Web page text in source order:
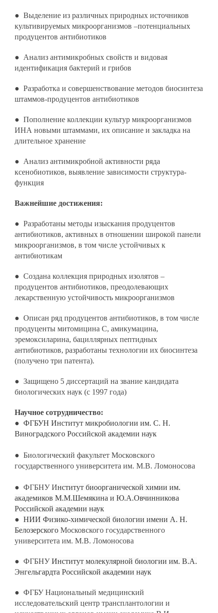
● Выделение из различных природных источников
культивируемых микроорганизмов –потенциальных
продуцентов антибиотиков
● Анализ антимикробных свойств и видовая
идентификация бактерий и грибов
● Разработка и совершенствование методов биосинтеза
штаммов-продуцентов антибиотиков
● Пополнение коллекции культур микроорганизмов
ИНА новыми штаммами, их описание и закладка на
длительное хранение
● Анализ антимикробной активности ряда
ксенобиотиков, выявление зависимости структура-
функция
Важнейшие достижения:
● Разработаны методы изыскания продуцентов
антибиотиков, активных в отношении широкой панели
микроорганизмов, в том числе устойчивых к
антибиотикам
● Создана коллекция природных изолятов –
продуцентов антибиотиков, преодолевающих
лекарственную устойчивость микроорганизмов
● Описан ряд продуцентов антибиотиков, в том числе
продуценты митомицина С, амикумацина,
эремоксиларина, бациллярных пептидных
антибиотиков, разработаны технологии их биосинтеза
(получено три патента).
● Защищено 5 диссертаций на звание кандидата
биологических наук (с 1997 года)
Научное сотрудничество:
● ФГБУН Институт микробиологии им. С. Н.
Виноградского Российской академии наук
● Биологический факультет Московского
государственного университета им. М.В. Ломоносова
● ФГБНУ Институт биоорганической химии им.
академиков М.М.Шемякина и Ю.А.Овчинникова
Российской академии наук
● НИИ Физико-химической биологии имени А. Н.
Белозерского Московского государственного
университета им. М.В. Ломоносова
● ФГБНУ Институт молекулярной биологии им. В.А.
Энгельгардта Российской академии наук
● ФГБУ Национальный медицинский
исследовательский центр трансплантологии и